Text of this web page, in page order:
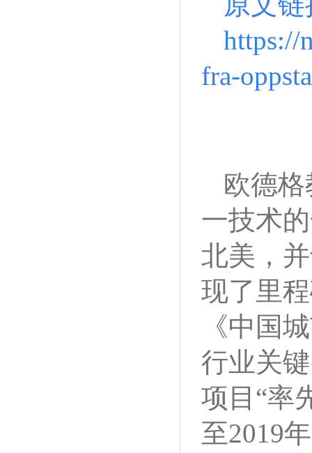
https://
fra-
欧德
一技术
北美，
现了里
《中国
行业关
项目“率
至2019